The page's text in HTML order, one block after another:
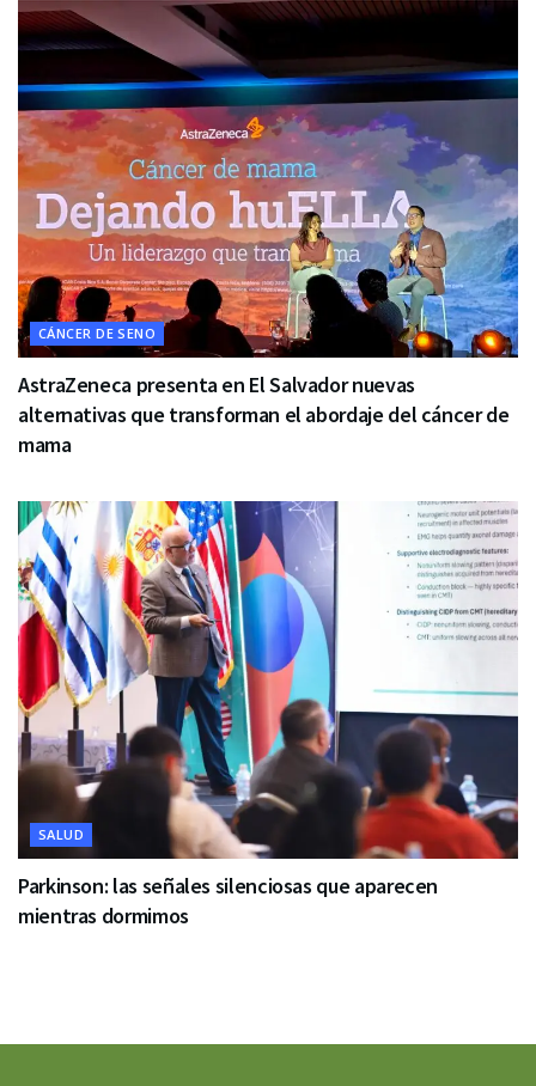
CÁNCER DE SENO
AstraZeneca presenta en El Salvador nuevas
alternativas que transforman el abordaje del cáncer de
mama
SALUD
Parkinson: las señales silenciosas que aparecen
mientras dormimos